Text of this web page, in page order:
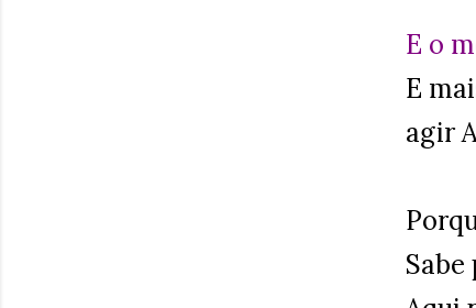
E o
E
agir
Sabe